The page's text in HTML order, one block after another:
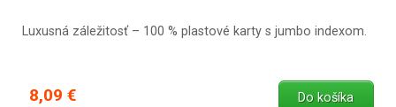
Luxusná záležitosť – 100 % plastové karty s jumbo indexom.
8,09 € Do košíka